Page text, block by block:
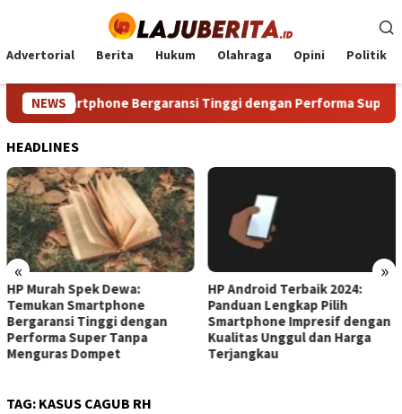
konten
Advertorial Berita Hukum Olahraga Opini Politik
NEWS
Smartphone Bergaransi Tinggi dengan Performa Super
HEADLINES
« »
HP Murah Spek Dewa:
Temukan Smartphone
Bergaransi Tinggi dengan
Performa Super Tanpa
Menguras Dompet
HP Android Terbaik 2024:
Panduan Lengkap Pilih
Smartphone Impresif dengan
Kualitas Unggul dan Harga
Terjangkau
TAG: KASUS CAGUB RH